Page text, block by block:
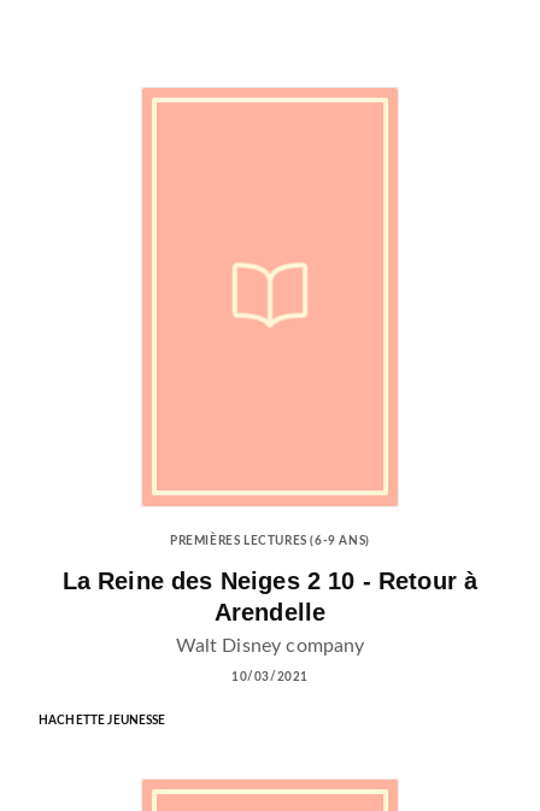
PREMIÈRES LECTURES (6-9 ANS)
La Reine des Neiges 2 10 - Retour à
Arendelle
Walt Disney company
10/03/2021
HACHETTE JEUNESSE